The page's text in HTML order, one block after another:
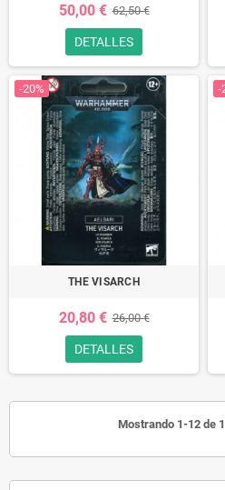
50,00 € 62,50 €
DETALLES
-20%
THE VISARCH
20,80 € 26,00 €
DETALLES
-
Mostrando 1-12 de